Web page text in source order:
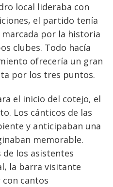
local lideraba con
el partido tenía
por la historia
clubes. Todo hacía
ofrecería un gran
por los tres puntos.
el inicio del cotejo, el
Los cánticos de las
y anticipaban una
memorable.
de los asistentes
la barra visitante
cantos